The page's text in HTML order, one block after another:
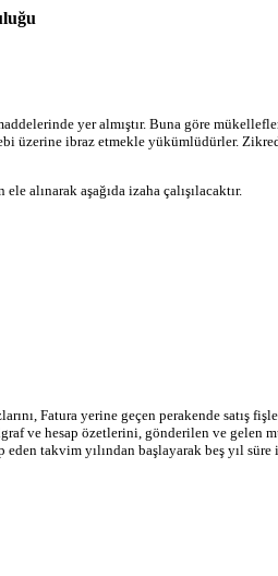
yer almıştır. Buna göre
üzerine ibraz etmekle yükümlüdürler.
alınarak aşağıda izaha çalışılacaktır.
Fatura yerine geçen perakende satış
ve hesap özetlerini, gönderilen ve gelen
takvim yılından başlayarak beş yıl